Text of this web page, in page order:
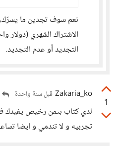
نعم سوف تجدين ما
التجديد أو عدم التجديد.
1
Zakaria_ko قبل سنة واحدة
لدي كتاب بثمن رخيص يفيدك
تجربيه و لا تندمي و ايضا